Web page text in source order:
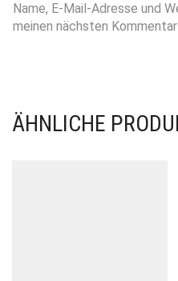
Name, E-Mail-Adresse und
meinen nächsten
ÄHNLICHE